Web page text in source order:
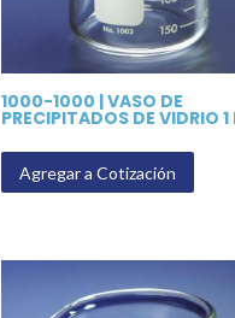
1000-1000 | VASO DE
PRECIPITADOS DE VIDRIO 1
Agregar a Cotización